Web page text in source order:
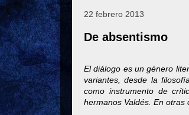
22 febrero 2013
De absentismo
El diálogo es un género
variantes, desde la
como instrumento de
hermanos Valdés. En otras